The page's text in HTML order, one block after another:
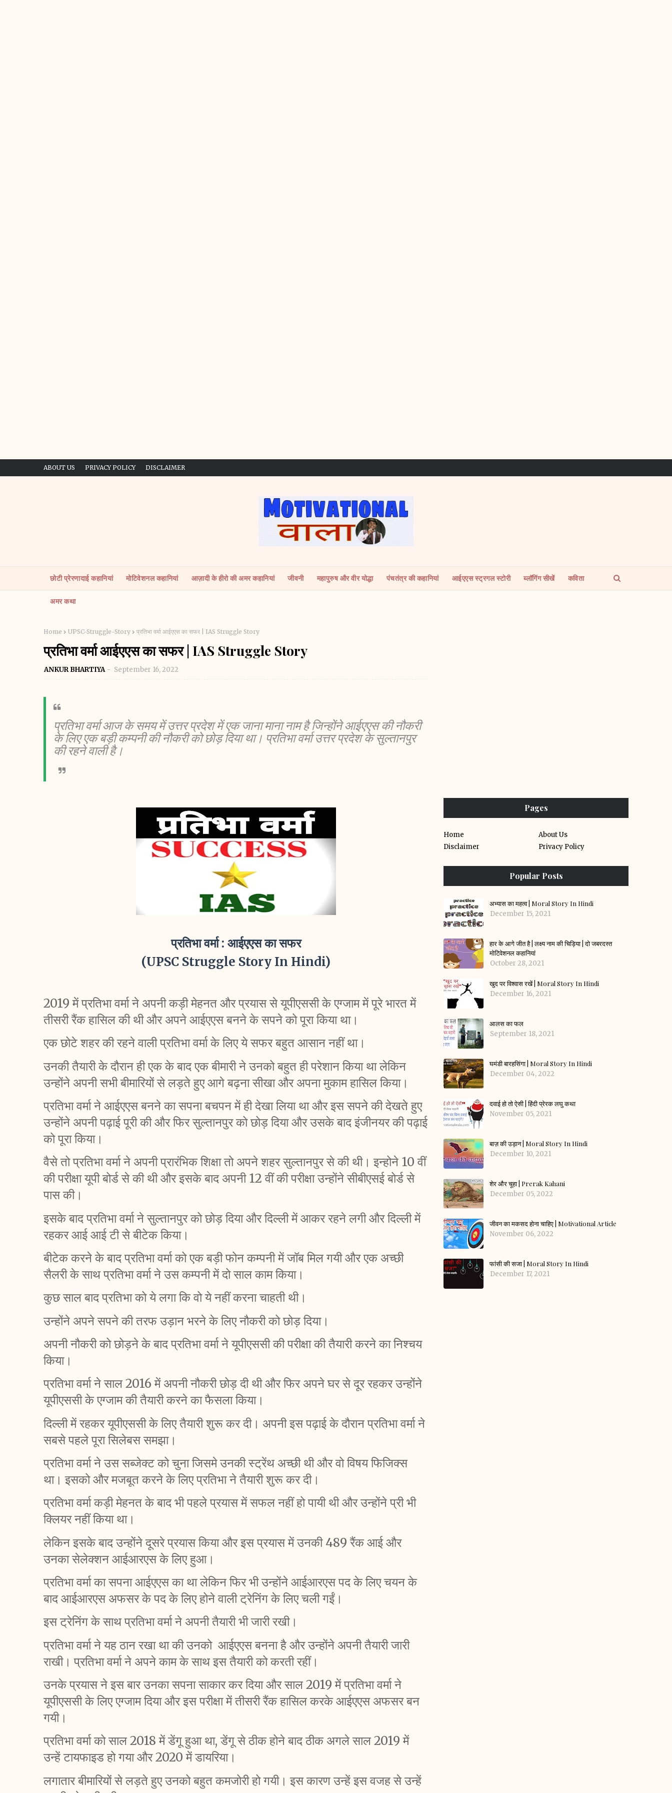
ABOUT US PRIVACY POLICY DISCLAIMER
छोटी प्रेरणादाई कहानियां मोटिवेशनल कहानियां आज़ादी के हीरो की अमर कहानियां जीवनी महापुरुष और वीर योद्धा पंचतंत्र की कहानियां आईएएस स्ट्रगल स्टोरी ब्लॉगिंग सीखें कविता
अमर कथा
Home UPSC-Struggle-Story प्रतिभा वर्मा आईएएस का सफर | IAS Struggle Story
प्रतिभा वर्मा आईएएस का सफर | IAS Struggle Story
ANKUR BHARTIYA September 16, 2022
प्रतिभा वर्मा आज के समय में उत्तर प्रदेश में एक जाना माना नाम है जिन्होंने आईएएस की नौकरी
के लिए एक बड़ी कम्पनी की नौकरी को छोड़ दिया था। प्रतिभा वर्मा उत्तर प्रदेश के सुल्तानपुर
की रहने वाली है।
प्रतिभा वर्मा : आईएएस का सफर
(UPSC Struggle Story In Hindi)
2019 में प्रतिभा वर्मा ने अपनी कड़ी मेहनत और प्रयास से यूपीएससी के एग्जाम में पूरे भारत में
तीसरी रैंक हासिल की थी और अपने आईएएस बनने के सपने को पूरा किया था।
एक छोटे शहर की रहने वाली प्रतिभा वर्मा के लिए ये सफर बहुत आसान नहीं था।
उनकी तैयारी के दौरान ही एक के बाद एक बीमारी ने उनको बहुत ही परेशान किया था लेकिन
उन्होंने अपनी सभी बीमारियों से लड़ते हुए आगे बढ़ना सीखा और अपना मुकाम हासिल किया।
प्रतिभा वर्मा ने आईएएस बनने का सपना बचपन में ही देखा लिया था और इस सपने की देखते हुए
उन्होंने अपनी पढ़ाई पूरी की और फिर सुल्तानपुर को छोड़ दिया और उसके बाद इंजीनयर की पढ़ाई
को पूरा किया।
वैसे तो प्रतिभा वर्मा ने अपनी प्रारंभिक शिक्षा तो अपने शहर सुल्तानपुर से की थी। इन्होने 10 वीं
की परीक्षा यूपी बोर्ड से की थी और इसके बाद अपनी 12 वीं की परीक्षा उन्होंने सीबीएसई बोर्ड से
पास की।
इसके बाद प्रतिभा वर्मा ने सुल्तानपुर को छोड़ दिया और दिल्ली में आकर रहने लगी और दिल्ली में
रहकर आई आई टी से बीटेक किया।
बीटेक करने के बाद प्रतिभा वर्मा को एक बड़ी फोन कम्पनी में जॉब मिल गयी और एक अच्छी
सैलरी के साथ प्रतिभा वर्मा ने उस कम्पनी में दो साल काम किया।
कुछ साल बाद प्रतिभा को ये लगा कि वो ये नहीं करना चाहती थी।
उन्होंने अपने सपने की तरफ उड़ान भरने के लिए नौकरी को छोड़ दिया।
अपनी नौकरी को छोड़ने के बाद प्रतिभा वर्मा ने यूपीएससी की परीक्षा की तैयारी करने का निश्चय
किया।
प्रतिभा वर्मा ने साल 2016 में अपनी नौकरी छोड़ दी थी और फिर अपने घर से दूर रहकर उन्होंने
यूपीएससी के एग्जाम की तैयारी करने का फैसला किया।
दिल्ली में रहकर यूपीएससी के लिए तैयारी शुरू कर दी। अपनी इस पढ़ाई के दौरान प्रतिभा वर्मा ने
सबसे पहले पूरा सिलेबस समझा।
प्रतिभा वर्मा ने उस सब्जेक्ट को चुना जिसमे उनकी स्ट्रेंथ अच्छी थी और वो विषय फिजिक्स
था। इसको और मजबूत करने के लिए प्रतिभा ने तैयारी शुरू कर दी।
प्रतिभा वर्मा कड़ी मेहनत के बाद भी पहले प्रयास में सफल नहीं हो पायी थी और उन्होंने प्री भी
क्लियर नहीं किया था।
लेकिन इसके बाद उन्होंने दूसरे प्रयास किया और इस प्रयास में उनकी 489 रैंक आई और
उनका सेलेक्शन आईआरएस के लिए हुआ।
प्रतिभा वर्मा का सपना आईएएस का था लेकिन फिर भी उन्होंने आईआरएस पद के लिए चयन के
बाद आईआरएस अफसर के पद के लिए होने वाली ट्रेनिंग के लिए चली गईं।
इस ट्रेनिंग के साथ प्रतिभा वर्मा ने अपनी तैयारी भी जारी रखी।
प्रतिभा वर्मा ने यह ठान रखा था की उनको  आईएएस बनना है और उन्होंने अपनी तैयारी जारी
राखी। प्रतिभा वर्मा ने अपने काम के साथ इस तैयारी को करती रहीं।
उनके प्रयास ने इस बार उनका सपना साकार कर दिया और साल 2019 में प्रतिभा वर्मा ने
यूपीएससी के लिए एग्जाम दिया और इस परीक्षा में तीसरी रैंक हासिल करके आईएएस अफसर बन
गयी।
प्रतिभा वर्मा को साल 2018 में डेंगू हुआ था, डेंगू से ठीक होने बाद ठीक अगले साल 2019 में
उन्हें टायफाइड हो गया और 2020 में डायरिया।
लगातार बीमारियों से लड़ते हुए उनको बहुत कमजोरी हो गयी। इस कारण उन्हें इस वजह से उन्हें
Pages
Home
About Us
Disclaimer
Privacy Policy
Popular Posts
अभ्यास का महत्व | Moral Story In Hindi
December 15, 2021
हार के आगे जीत है | लक्ष्य नाम की चिड़िया | दो जबरदस्त
मोटिवेशनल कहानियां
October 28, 2021
खुद पर विश्वास रखें | Moral Story In Hindi
December 16, 2021
आलस का फल
September 18, 2021
घमंडी बारहसिंगा | Moral Story In Hindi
December 04, 2022
दवाई हो तो ऐसी | हिंदी प्रेरक लघु कथा
November 05, 2021
बाज़ की उड़ान | Moral Story In Hindi
December 10, 2021
शेर और चूहा | Prerak Kahani
December 05, 2022
जीवन का मकसद होना चाहिए | Motivational Article
November 06, 2022
फांसी की सजा | Moral Story In Hindi
December 17, 2021